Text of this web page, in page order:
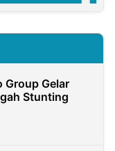
Group Gelar
Stunting